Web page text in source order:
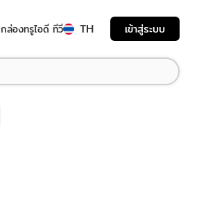
กล่องทรูไอดี ทีวี TH เข้าสู่ระบบ